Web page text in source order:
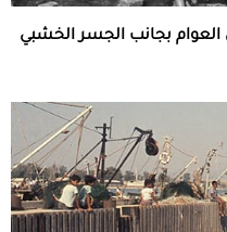
بجانب الجسر الخشبي